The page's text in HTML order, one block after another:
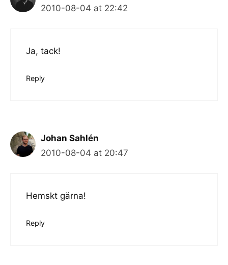
2010-08-04 at 22:42
Ja, tack!
Reply
Johan Sahlén
2010-08-04 at 20:47
Hemskt gärna!
Reply